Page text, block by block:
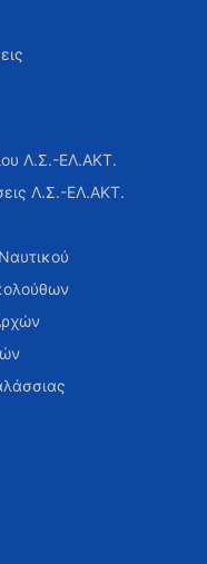
Λ.Σ.-ΕΛ.ΑΚΤ.
Λ.Σ.-ΕΛ.ΑΚΤ.